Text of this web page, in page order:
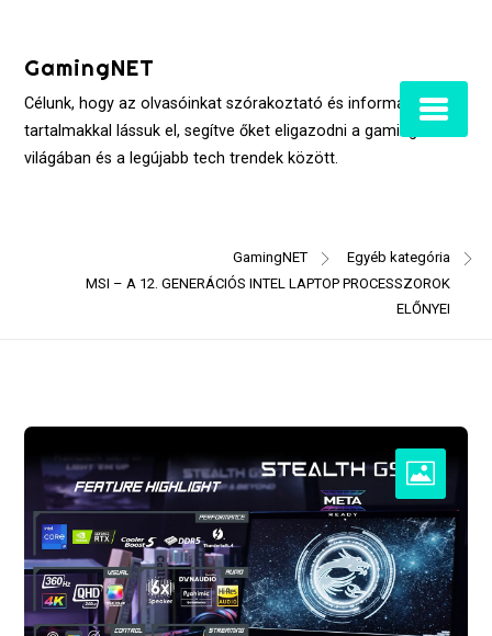
contentGamingNET
Célunk, hogy az olvasóinkat szórakoztató és informatív
tartalmakkal lássuk el, segítve őket eligazodni a gaming
világában és a legújabb tech trendek között.
GamingNET
Egyéb kategória
MSI – A 12. GENERÁCIÓS INTEL LAPTOP PROCESSZOROK
ELŐNYEI